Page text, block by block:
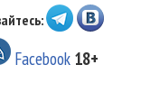
Facebook 18+